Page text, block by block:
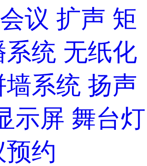
议 扩声 矩
系统 无纸化
墙系统 扬声
示屏 舞台灯
约